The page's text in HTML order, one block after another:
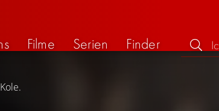
Filme Serien
Finder